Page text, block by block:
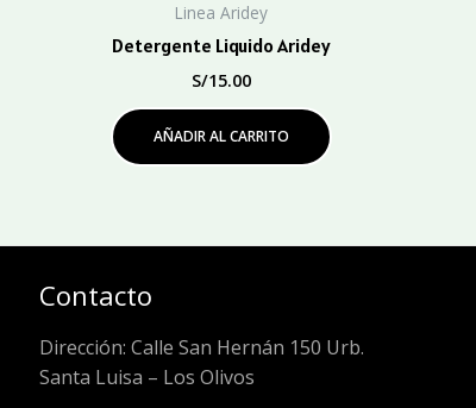
Linea Aridey
Detergente Liquido Aridey
S/15.00
AÑADIR AL CARRITO
Contacto
Dirección: Calle San Hernán 150 Urb.
Santa Luisa – Los Olivos